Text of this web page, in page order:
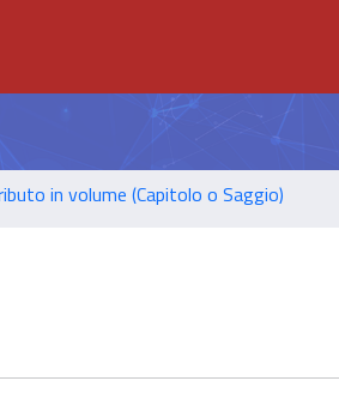
in volume (Capitolo o Saggio)